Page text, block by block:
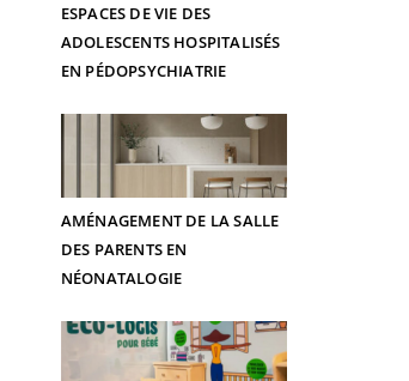
ESPACES DE VIE DES
ADOLESCENTS HOSPITALISÉS
EN PÉDOPSYCHIATRIE
AMÉNAGEMENT DE LA SALLE
DES PARENTS EN
NÉONATALOGIE